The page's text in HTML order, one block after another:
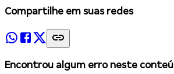
Compartilhe em suas redes
Encontrou algum erro neste